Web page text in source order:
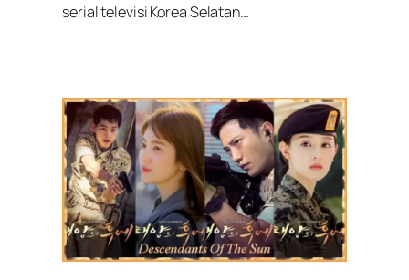
serial televisi Korea Selatan…